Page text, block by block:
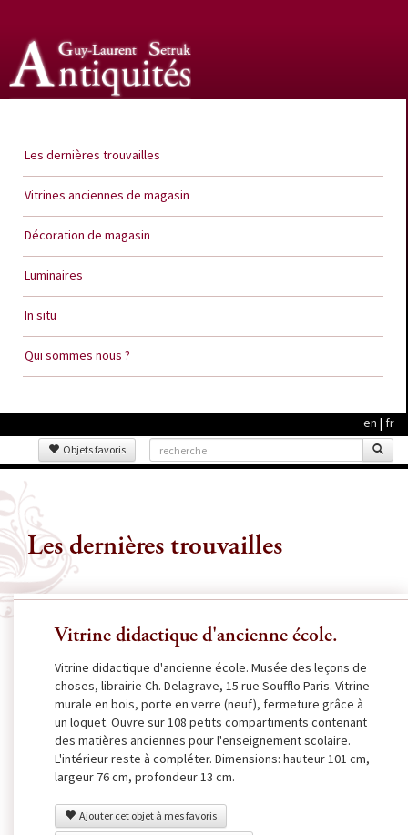
Les dernières trouvailles
Vitrines anciennes de magasin
Décoration de magasin
Luminaires
In situ
Qui sommes nous ?
en | fr
Objets favoris
Les dernières trouvailles
Vitrine didactique d'ancienne école.
Vitrine didactique d'ancienne école. Musée des leçons de
choses, librairie Ch. Delagrave, 15 rue Soufflo Paris. Vitrine
murale en bois, porte en verre (neuf), fermeture grâce à
un loquet. Ouvre sur 108 petits compartiments contenant
des matières anciennes pour l'enseignement scolaire.
L'intérieur reste à compléter. Dimensions: hauteur 101 cm,
largeur 76 cm, profondeur 13 cm.
Ajouter cet objet à mes favoris